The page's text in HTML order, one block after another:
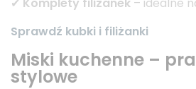
Sprawdź kubki i filiżanki
Miski kuchenne –
stylowe